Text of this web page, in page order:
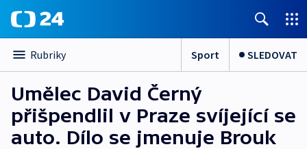
Rubriky Sport SLEDOVAT
Umělec David Černý
přišpendlil v Praze svíjející se
auto. Dílo se jmenuje Brouk